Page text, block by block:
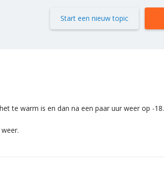
Start een nieuw topic
te warm is en dan na een paar uur weer op -18.